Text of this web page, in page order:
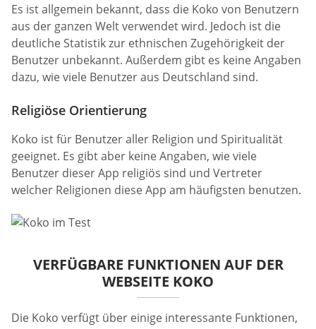
Es ist allgemein bekannt, dass die Koko von Benutzern
aus der ganzen Welt verwendet wird. Jedoch ist die
deutliche Statistik zur ethnischen Zugehörigkeit der
Benutzer unbekannt. Außerdem gibt es keine Angaben
dazu, wie viele Benutzer aus Deutschland sind.
Religiöse Orientierung
Koko ist für Benutzer aller Religion und Spiritualität
geeignet. Es gibt aber keine Angaben, wie viele
Benutzer dieser App religiös sind und Vertreter
welcher Religionen diese App am häufigsten benutzen.
VERFÜGBARE FUNKTIONEN AUF DER
WEBSEITE KOKO
Die Koko verfügt über einige interessante Funktionen,